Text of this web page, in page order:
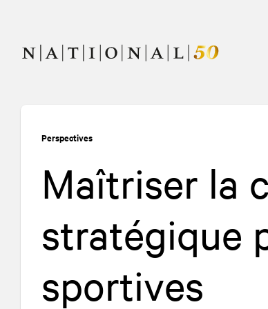
navigation
Perspectives
Maîtriser la
stratégique
sportives